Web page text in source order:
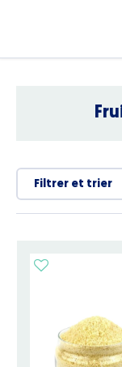
Filtrer et trier